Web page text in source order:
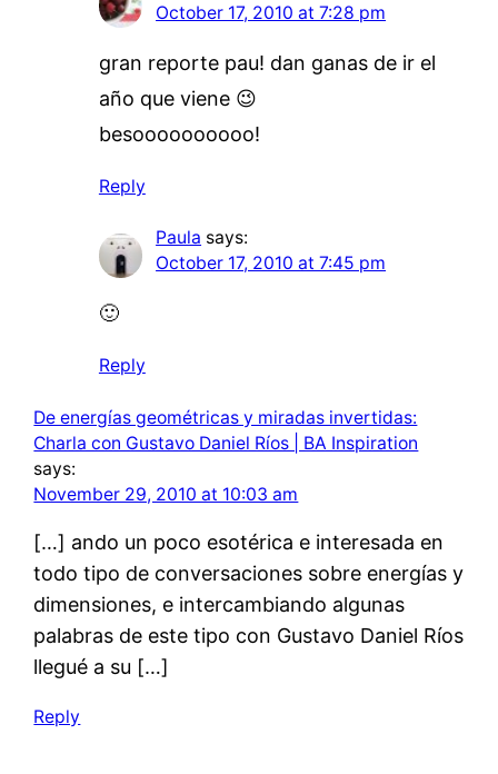
October 17, 2010 at 7:28 pm
gran reporte pau! dan ganas de ir el
año que viene 😉
besoooooooooo!
Reply
Paula says:
October 17, 2010 at 7:45 pm
🙂
Reply
De energías geométricas y miradas invertidas:
Charla con Gustavo Daniel Ríos | BA Inspiration
says:
November 29, 2010 at 10:03 am
[…] ando un poco esotérica e interesada en
todo tipo de conversaciones sobre energías y
dimensiones, e intercambiando algunas
palabras de este tipo con Gustavo Daniel Ríos
llegué a su […]
Reply